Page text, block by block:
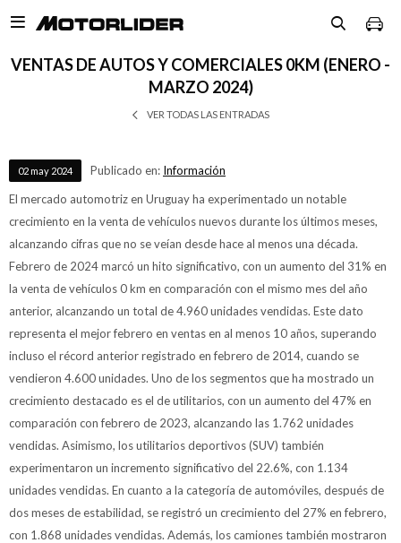

VENTAS DE AUTOS Y COMERCIALES 0KM (ENERO -
MARZO 2024)
VER TODAS LAS ENTRADAS
02 may 2024 Publicado en: Información
El mercado automotriz en Uruguay ha experimentado un notable
crecimiento en la venta de vehículos nuevos durante los últimos meses,
alcanzando cifras que no se veían desde hace al menos una década.
Febrero de 2024 marcó un hito significativo, con un aumento del 31% en
la venta de vehículos 0 km en comparación con el mismo mes del año
anterior, alcanzando un total de 4.960 unidades vendidas. Este dato
representa el mejor febrero en ventas en al menos 10 años, superando
incluso el récord anterior registrado en febrero de 2014, cuando se
vendieron 4.600 unidades. Uno de los segmentos que ha mostrado un
crecimiento destacado es el de utilitarios, con un aumento del 47% en
comparación con febrero de 2023, alcanzando las 1.762 unidades
vendidas. Asimismo, los utilitarios deportivos (SUV) también
experimentaron un incremento significativo del 22.6%, con 1.134
unidades vendidas. En cuanto a la categoría de automóviles, después de
dos meses de estabilidad, se registró un crecimiento del 27% en febrero,
con 1.868 unidades vendidas. Además, los camiones también mostraron